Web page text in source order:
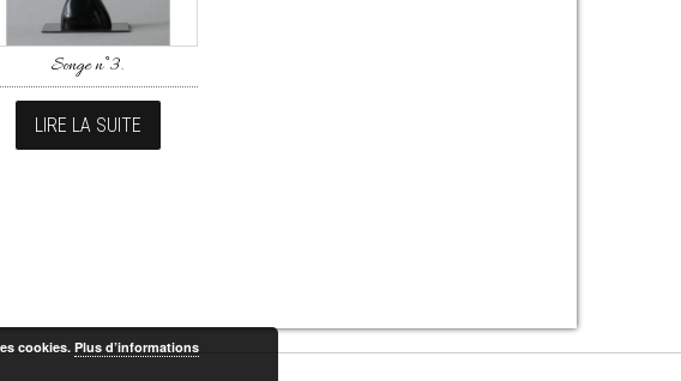
Songe n°3.
LIRE LA SUITE
cookies.Plus d’informations